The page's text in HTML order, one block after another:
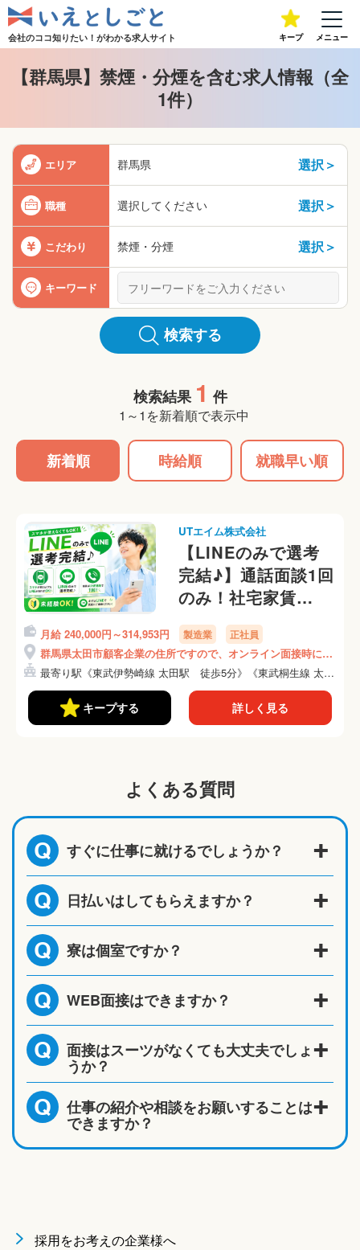
会社のココ知りたい！がわかる求人サイト キープ メニュー
【群馬県】禁煙・分煙を含む求人情報（全
1件）
エリア 群馬県 選択＞
職種 選択してください 選択＞
こだわり 禁煙・分煙 選択＞
キーワード
検索する
検索結果 1 件
1～1を新着順で表示中
新着順 時給順 就職早い順
UTエイム株式会社
【LINEのみで選考
完結♪】通話面談1回
のみ！社宅家賃
100％補助！（1R個
室アパート）【スマ
ホレンタルサービス
あり】
《AADK1C》
月給 240,000円～314,953円 製造業 正社員
群馬県太田市顧客企業の住所ですので、オンライン面接時にご
説明いたします！
最寄り駅《東武伊勢崎線 太田駅 徒歩5分》《東武桐生線 太
田...
キープする 詳しく見る
よくある質問
Q すぐに仕事に就けるでしょうか？
Q 日払いはしてもらえますか？
Q 寮は個室ですか？
Q WEB面接はできますか？
Q 面接はスーツがなくても大丈夫でしょ
うか？
Q 仕事の紹介や相談をお願いすることは
できますか？
採用をお考えの企業様へ